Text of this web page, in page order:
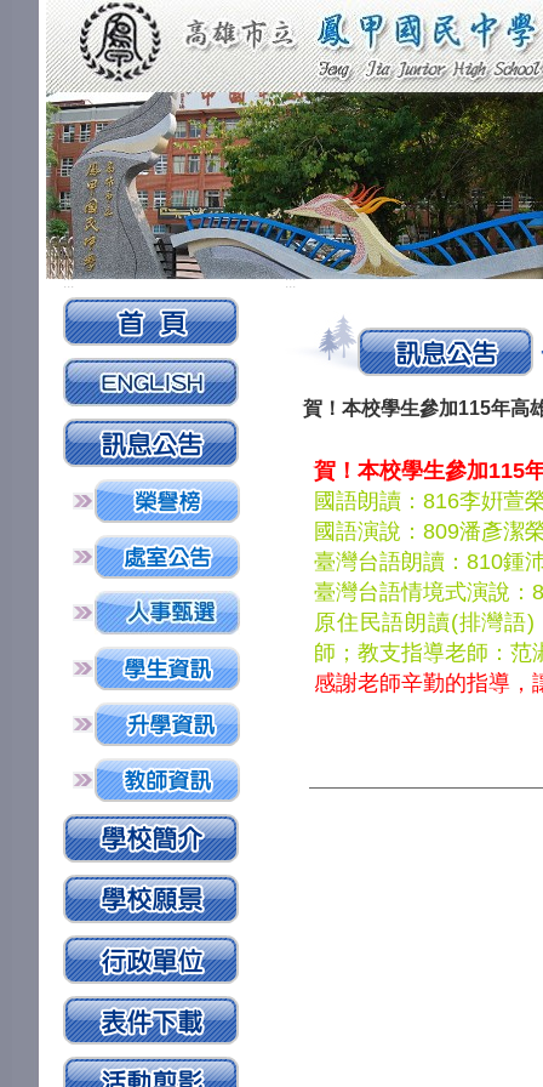
::: :::
賀！本校學生參加115年高
賀！本校學生參加115
國語朗讀：816李姸萱
國語演說：809潘彥潔
臺灣台語朗讀：810鍾
臺灣台語情境式演說：
原住民語朗讀(排灣語
師；教支指導老師：范
感謝老師辛勤的指導，